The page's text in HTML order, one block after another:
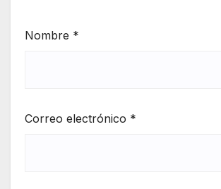
Nombre *
Correo electrónico *